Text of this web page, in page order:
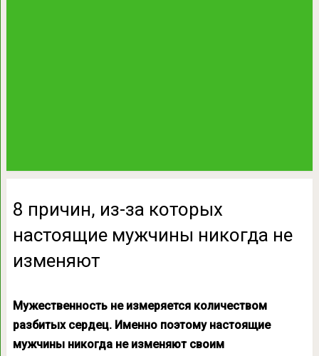
8 причин, из-за которых
настоящие мужчины никогда не
изменяют
Мужественность не измеряется количеством
разбитых сердец. Именно поэтому настоящие
мужчины никогда не изменяют своим